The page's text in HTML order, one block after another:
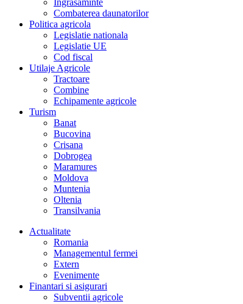
Îngrasaminte
Combaterea daunatorilor
Politica agricola
Legislatie nationala
Legislatie UE
Cod fiscal
Utilaje Agricole
Tractoare
Combine
Echipamente agricole
Turism
Banat
Bucovina
Crisana
Dobrogea
Maramures
Moldova
Muntenia
Oltenia
Transilvania
Actualitate
Romania
Managementul fermei
Extern
Evenimente
Finantari si asigurari
Subventii agricole